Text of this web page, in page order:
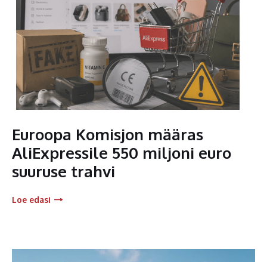
Euroopa Komisjon määras
AliExpressile 550 miljoni euro
suuruse trahvi
Loe edasi